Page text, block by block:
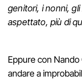
genitori, i nonni,
aspettato, più di
Eppure con Nando
andare a